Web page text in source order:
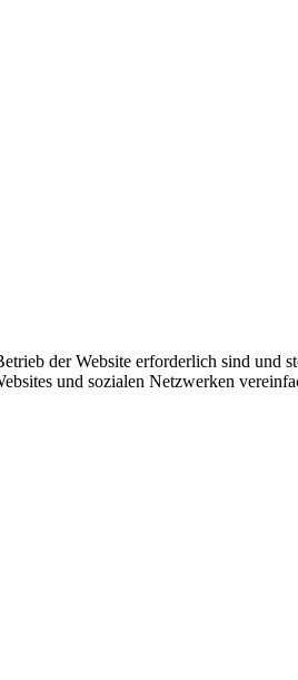
der Website erforderlich sind
und sozialen Netzwerken